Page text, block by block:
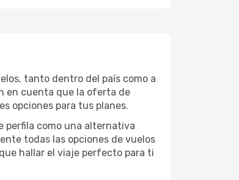
tanto dentro del país como a
en cuenta que la oferta de
opciones para tus planes.
perfila como una alternativa
todas las opciones de vuelos
hallar el viaje perfecto para ti